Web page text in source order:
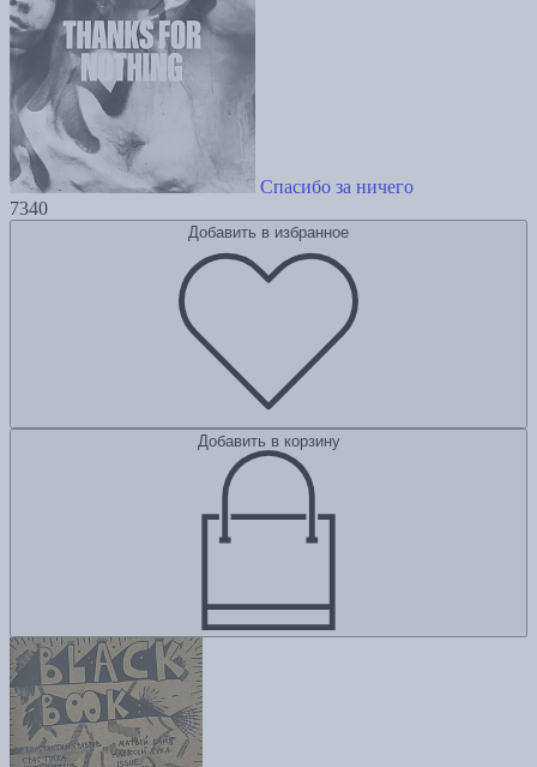
Спасибо за ничего
7340
Добавить в избранное
Добавить в корзину